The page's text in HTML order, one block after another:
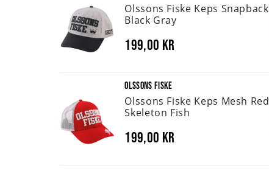
Olssons Fiske Keps Snapback
Black Gray
199,00 kr
OLSSONS FISKE
Olssons Fiske Keps Mesh Red
Skeleton Fish
199,00 kr